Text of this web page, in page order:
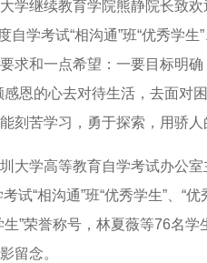
学继续教育学院熊静院长致
自学考试“相沟通”班“优秀学
求和一点希望：一要目标明
感恩的心去对待生活，去面对
刻苦学习，勇于探索，用骄人
大学高等教育自学考试办公
试“相沟通”班“优秀学生”、“
生”荣誉称号，林夏薇等76名
留念。